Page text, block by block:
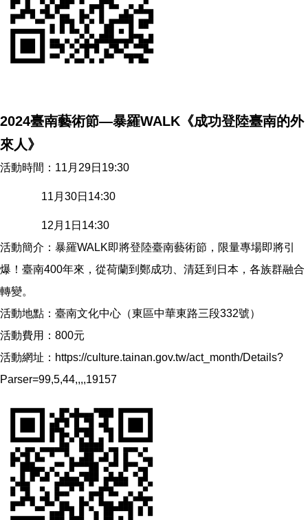
2024臺南藝術節—暴羅WALK《成功登陸臺南的外
來人》
活動時間：11月29日19:30
11月30日14:30
12月1日14:30
活動簡介：暴羅WALK即將登陸臺南藝術節，限量專場即將引
爆！臺南400年來，從荷蘭到鄭成功、清廷到日本，各族群融合
轉變。
活動地點：臺南文化中心（東區中華東路三段332號）
活動費用：800元
活動網址： https://culture.tainan.gov.tw/act_month/Details?
Parser=99,5,44,,,,19157